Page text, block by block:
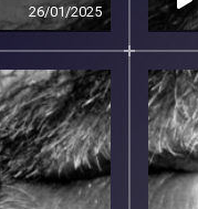
26/01/2025